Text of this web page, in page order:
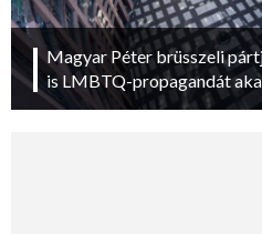
Magyar Péter brüsszeli
is LMBTQ-propagandát